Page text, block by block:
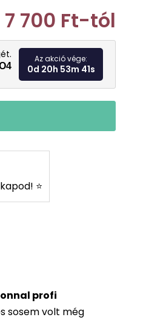
7 700 Ft-tól
Egységár:
Az akció vége:
0d 20h 53m 40s
⭐
profi
sosem volt még